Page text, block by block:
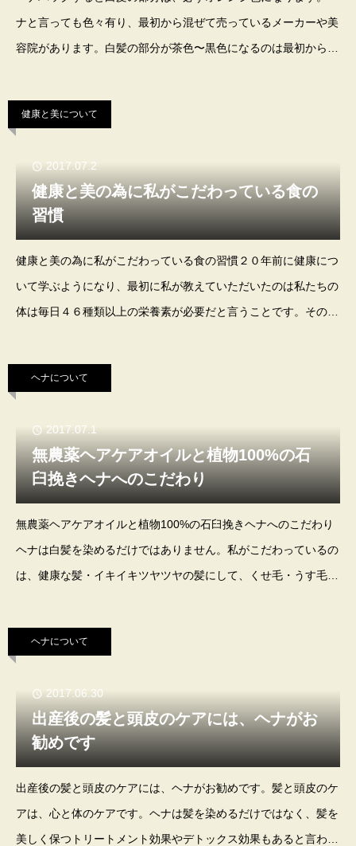
ナと言っても色々有り、最初から混ぜて売っているメーカーや美
容院があります。白髪の部分が茶色〜黒色になるのは最初からイ
クコースでは、ヘナとインディゴを別々に使
健康と美について
2017.07.2
健康と美の為に私がこだわっている食の
習慣
健康と美の為に私がこだわっている食の習慣２０年前に健康につ
いて学ぶようになり、最初に私が教えていただいたのは私たちの
体は毎日４６種類以上の栄養素が必要だと言うことです。その頃
われていませんでしたので初めて聞いた時は驚き
ヘナについて
2017.07.1
無農薬ヘアケアオイルと植物100%の石
臼挽きヘナへのこだわり
無農薬ヘアケアオイルと植物100%の石臼挽きヘナへのこだわり
ヘナは白髪を染めるだけではありません。私がこだわっているの
は、健康な髪・イキイキツヤツヤの髪にして、くせ毛・うす毛・
農薬ゴマオイル、ハープ等で出来たヘア
ヘナについて
2017.06.30
出産後の髪と頭皮のケアには、ヘナがお
勧めです
出産後の髪と頭皮のケアには、ヘナがお勧めです。髪と頭皮のケ
アは、心と体のケアです。ヘナは髪を染めるだけではなく、髪を
美しく保つトリートメント効果やデトックス効果もあると言われ